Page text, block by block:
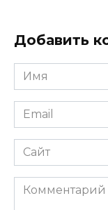
Добавить
Имя
*
Email
*
Сайт
Комментарий